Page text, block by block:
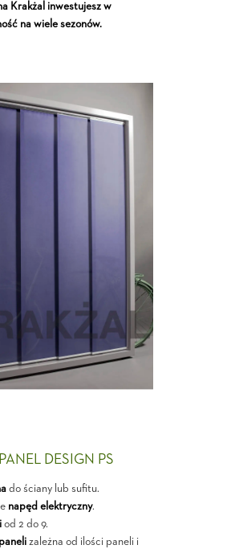
Krakżal inwestujesz w
na wiele sezonów.
DESIGN PS
do ściany lub sufitu.
napęd elektryczny.
od 2 do 9.
zależna od ilości paneli i